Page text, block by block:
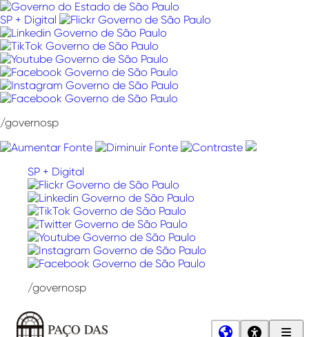
Pular
para
o
conteúdo
SP + Digital
/governosp
SP + Digital
/governosp